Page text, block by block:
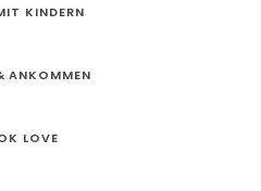
KINDERN
ANKOMMEN
LOVE